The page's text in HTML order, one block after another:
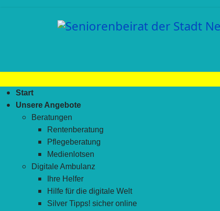
Start
Unsere Angebote
Beratungen
Rentenberatung
Pflegeberatung
Medienlotsen
Digitale Ambulanz
Ihre Helfer
Hilfe für die digitale Welt
Silver Tipps! sicher online